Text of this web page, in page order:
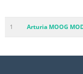
1 Arturia MOOG